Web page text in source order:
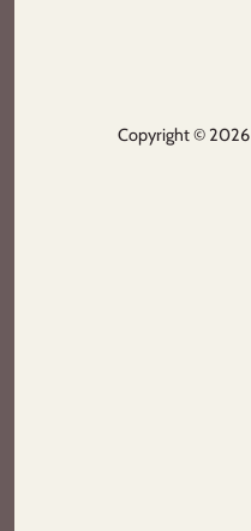
Copyright © 2026